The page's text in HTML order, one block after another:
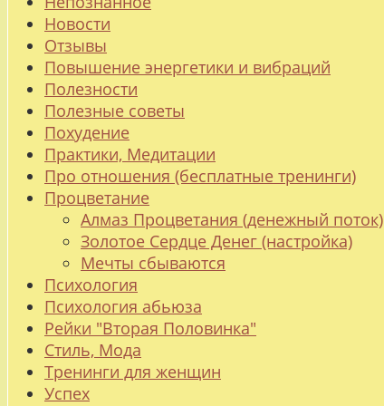
Новости
Отзывы
Повышение энергетики и вибраций
Полезности
Полезные советы
Похудение
Практики, Медитации
Про отношения (бесплатные тренинги)
Процветание
Алмаз Процветания (денежный поток)
Золотое Сердце Денег (настройка)
Мечты сбываются
Психология
Психология абьюза
Рейки "Вторая Половинка"
Стиль, Мода
Тренинги для женщин
Успех